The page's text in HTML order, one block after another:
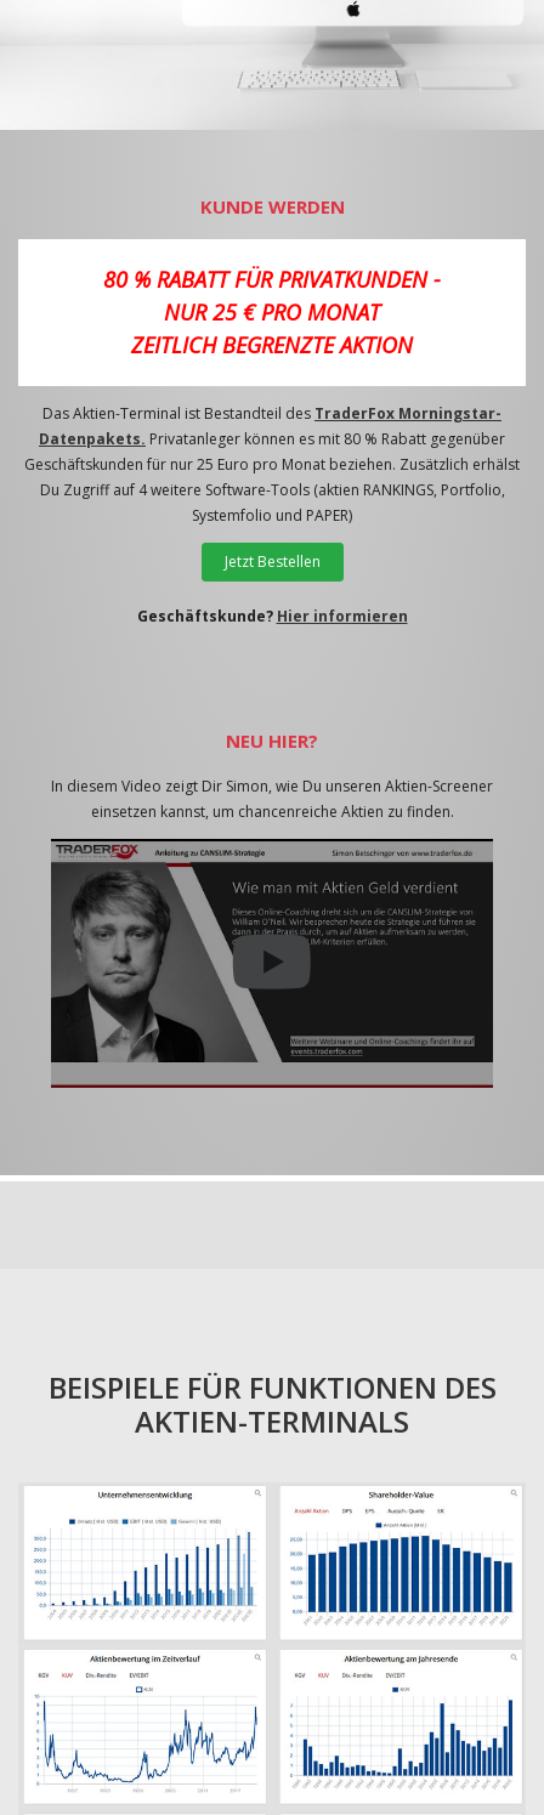
KUNDE WERDEN
80 % RABATT FÜR PRIVATKUNDEN -
NUR 25 € PRO MONAT
ZEITLICH BEGRENZTE AKTION
Das Aktien-Terminal ist Bestandteil des TraderFox Morningstar-
Datenpakets. Privatanleger können es mit 80 % Rabatt gegenüber
Geschäftskunden für nur 25 Euro pro Monat beziehen. Zusätzlich erhälst
Du Zugriff auf 4 weitere Software-Tools (aktien RANKINGS, Portfolio,
Systemfolio und PAPER)
Jetzt Bestellen
Geschäftskunde? Hier informieren
NEU HIER?
In diesem Video zeigt Dir Simon, wie Du unseren Aktien-Screener
einsetzen kannst, um chancenreiche Aktien zu finden.
BEISPIELE FÜR FUNKTIONEN DES
AKTIEN-TERMINALS